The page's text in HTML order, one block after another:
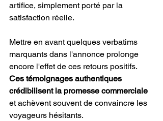
artifice, simplement porté par la
satisfaction réelle.
Mettre en avant quelques verbatims
marquants dans l'annonce prolonge
encore l'effet de ces retours positifs.
Ces témoignages authentiques
crédibilisent la promesse commerciale
et achèvent souvent de convaincre les
voyageurs hésitants.